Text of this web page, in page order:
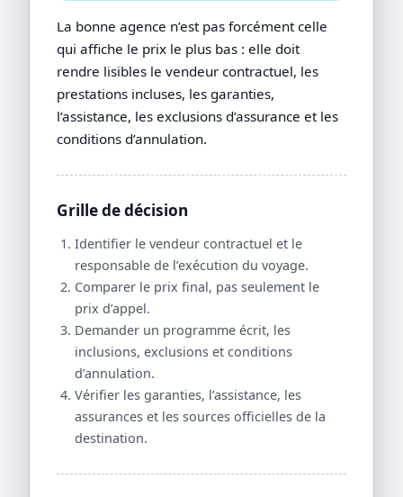
La bonne agence n’est pas forcément celle
qui affiche le prix le plus bas : elle doit
rendre lisibles le vendeur contractuel, les
prestations incluses, les garanties,
l’assistance, les exclusions d’assurance et les
conditions d’annulation.
Grille de décision
Identifier le vendeur contractuel et le
responsable de l’exécution du voyage.
Comparer le prix final, pas seulement le
prix d’appel.
Demander un programme écrit, les
inclusions, exclusions et conditions
d’annulation.
Vérifier les garanties, l’assistance, les
assurances et les sources officielles de la
destination.